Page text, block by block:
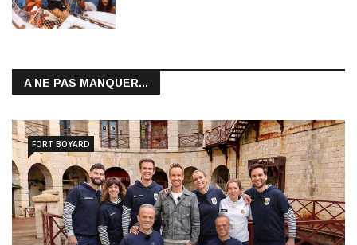
A NE PAS MANQUER...
FORT BOYARD